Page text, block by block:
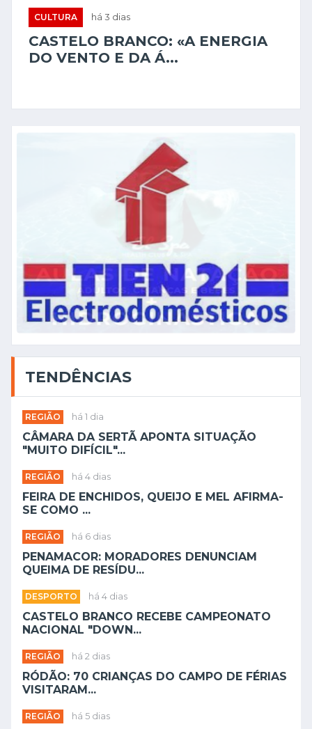
CULTURA há 3 dias
CASTELO BRANCO: «A ENERGIA
DO VENTO E DA Á...
TENDÊNCIAS
REGIÃO há 1 dia
CÂMARA DA SERTÃ APONTA SITUAÇÃO
"MUITO DIFÍCIL"...
REGIÃO há 4 dias
FEIRA DE ENCHIDOS, QUEIJO E MEL AFIRMA-
SE COMO ...
REGIÃO há 6 dias
PENAMACOR: MORADORES DENUNCIAM
QUEIMA DE RESÍDU...
DESPORTO há 4 dias
CASTELO BRANCO RECEBE CAMPEONATO
NACIONAL "DOWN...
REGIÃO há 2 dias
RÓDÃO: 70 CRIANÇAS DO CAMPO DE FÉRIAS
VISITARAM...
REGIÃO há 5 dias